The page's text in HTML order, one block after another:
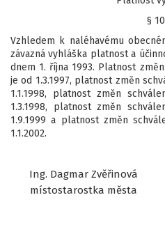
§ 10
Vzhledem k naléhavému
závazná vyhláška platnost a
dnem 1. října 1993. Platnost
je od 1.3.1997, platnost změn
1.1.1998, platnost změn
1.3.1998, platnost změn
1.9.1999 a platnost změn
1.1.2002.
Ing. Dagmar Zvěřinová
místostarostka města